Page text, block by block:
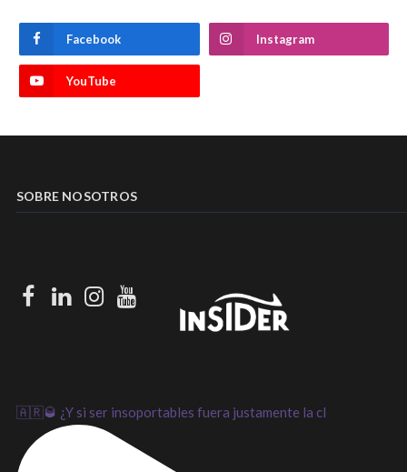
Facebook Instagram
YouTube
SOBRE NOSOTROS
Facebook
LinkedIn
Instagram
Youtube
🇦🇷🥃 ¿Y si ser insoportables fuera justamente la cl